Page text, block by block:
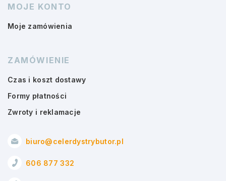
MOJE KONTO
Moje zamówienia
ZAMÓWIENIE
Czas i koszt dostawy
Formy płatności
Zwroty i reklamacje
biuro@celerdystrybutor.pl
606 877 332